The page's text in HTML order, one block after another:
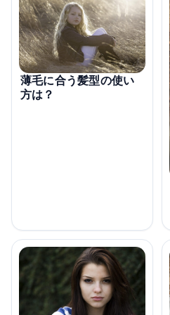
薄毛に合う髪型の使い
方は？